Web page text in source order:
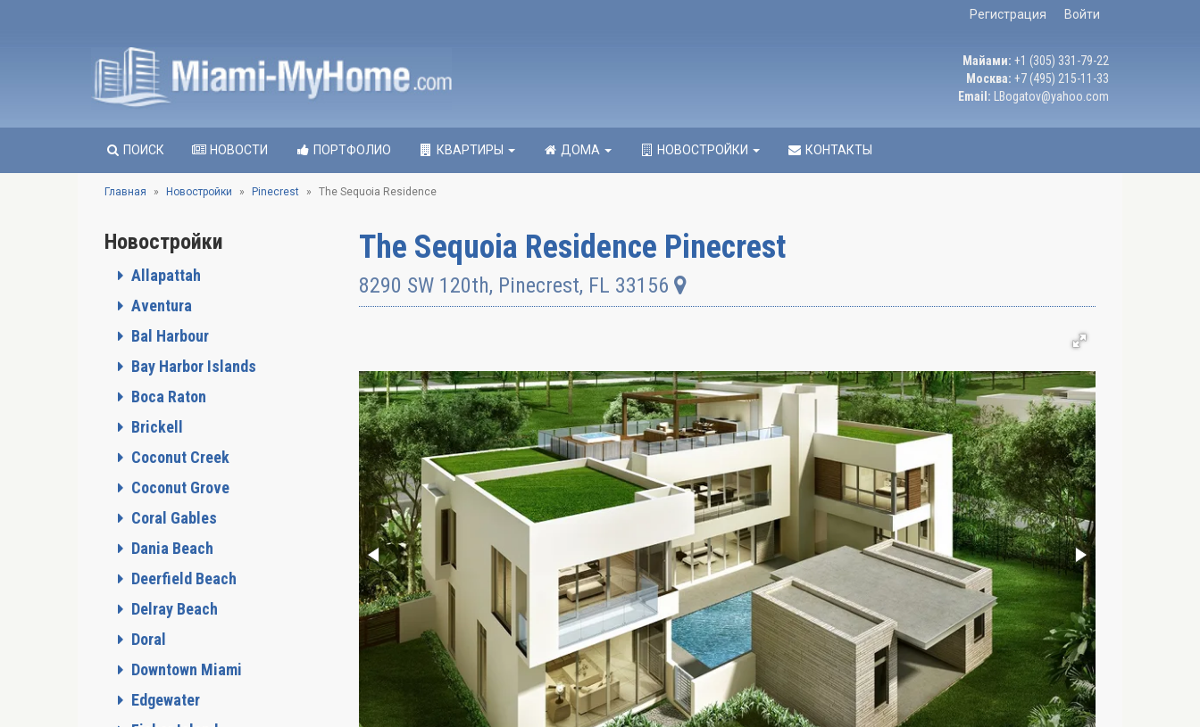
Регистрация Войти
Майами: +1 (305) 331-79-22
Москва: +7 (495) 215-11-33
Email:
LBogatov@yahoo.com
ПОИСК НОВОСТИ ПОРТФОЛИО КВАРТИРЫ ДОМА НОВОСТРОЙКИ КОНТАКТЫ
Главная Новостройки Pinecrest The Sequoia Residence
The Sequoia Residence Pinecrest
8290 SW 120th, Pinecrest, FL 33156
Новостройки
Allapattah
Aventura
Bal Harbour
Bay Harbor Islands
Boca Raton
Brickell
Coconut Creek
Coconut Grove
Coral Gables
Dania Beach
Deerfield Beach
Delray Beach
Doral
Downtown Miami
Edgewater